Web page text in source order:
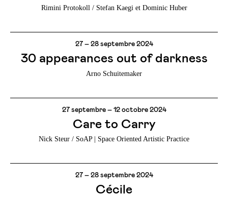
Rimini Protokoll / Stefan Kaegi et Dominic Huber
27 – 28 septembre 2024
30 appearances out of darkness
Arno Schuitemaker
27 septembre – 12 octobre 2024
Care to Carry
Nick Steur / SoAP | Space Oriented Artistic Practice
27 – 28 septembre 2024
Cécile